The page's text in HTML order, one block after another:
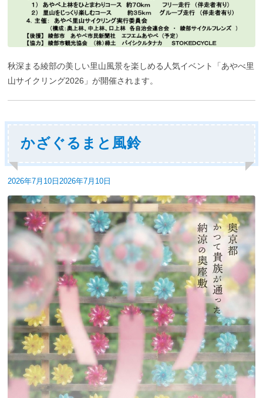
秋深まる綾部の美しい里山風景を楽しめる人気イベント「あやべ里
山サイクリング2026」が開催されます。
かざぐるまと風鈴
投
日:
2026年7月10日2026年7月10日